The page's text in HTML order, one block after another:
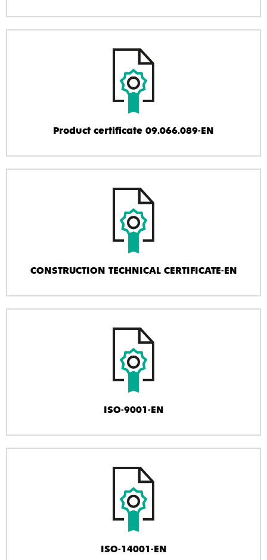
Product certificate 09.066.089-EN
CONSTRUCTION TECHNICAL CERTIFICATE-EN
ISO-9001-EN
ISO-14001-EN